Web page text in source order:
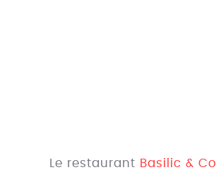
Le restaurant Basilic & Co